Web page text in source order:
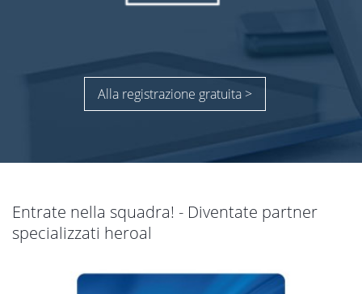
Alla registrazione gratuita >
Entrate nella squadra! - Diventate partner
specializzati heroal